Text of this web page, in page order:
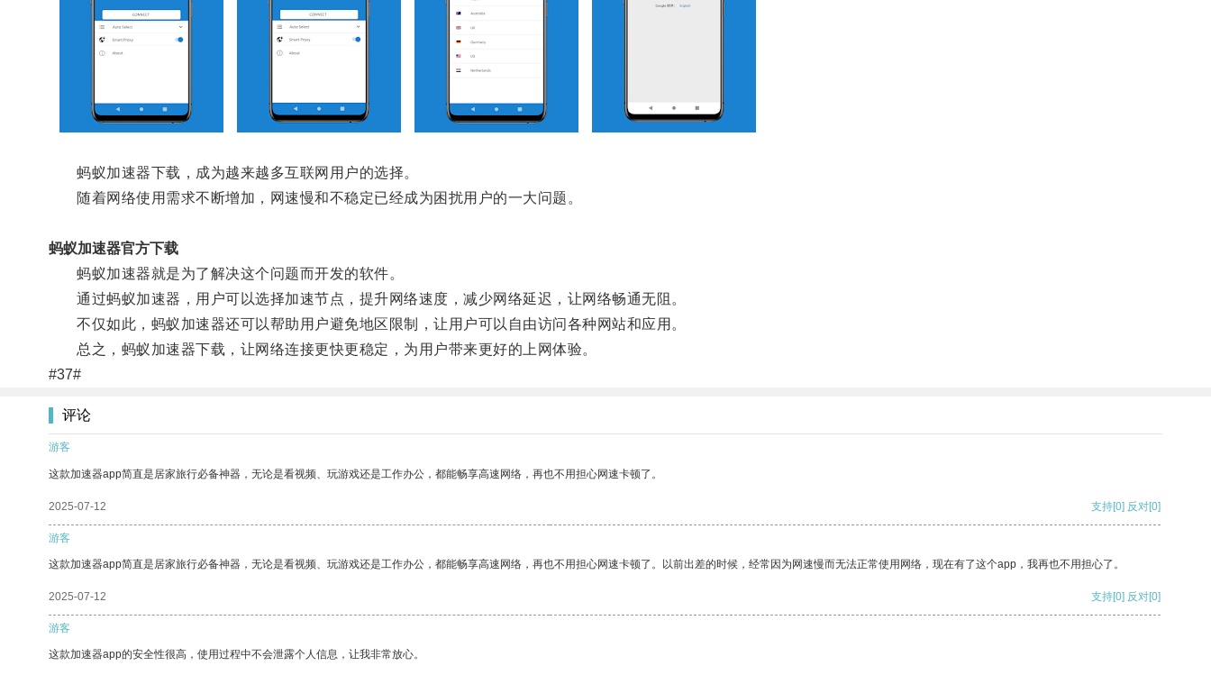
蚂蚁加速器下载，成为越来越多互联网用户的选择。
随着网络使用需求不断增加，网速慢和不稳定已经成为困扰用户的一大问题。
蚂蚁加速器官方下载
蚂蚁加速器就是为了解决这个问题而开发的软件。
通过蚂蚁加速器，用户可以选择加速节点，提升网络速度，减少网络延迟，让网络畅通无阻。
不仅如此，蚂蚁加速器还可以帮助用户避免地区限制，让用户可以自由访问各种网站和应用。
总之，蚂蚁加速器下载，让网络连接更快更稳定，为用户带来更好的上网体验。
#37#
评论
游客
这款加速器app简直是居家旅行必备神器，无论是看视频、玩游戏还是工作办公，都能畅享高速网络，再也不用担心网速卡顿了。
2025-07-12 支持[0] 反对[0]
游客
这款加速器app简直是居家旅行必备神器，无论是看视频、玩游戏还是工作办公，都能畅享高速网络，再也不用担心网速卡顿了。以前出差的时候，经常因为网速慢而无法正常使用网络，现在有了这个app，我再也不用担心了。
2025-07-12 支持[0] 反对[0]
游客
这款加速器app的安全性很高，使用过程中不会泄露个人信息，让我非常放心。